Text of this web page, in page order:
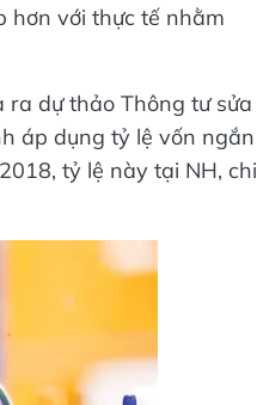
hơn với thực tế nhằm
ra dự thảo Thông tư sửa
áp dụng tỷ lệ vốn ngắn
tỷ lệ này tại NH, chi